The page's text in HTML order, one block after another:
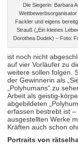
Die Siegerin: Barbara
Wettbewerbsorganisator
Fackler und eigens
Strauß („Ein kleines
Dorothea Dudek) – Foto:
ist noch nicht
auf vier Vorläufer zu
weitere sollen folgen.
der Gewinnerin als
„Polyhumans“ zu
Arbeit als geistig-
abgebildeten
erfassen bestrebt ist
ausgestellten Werke
Kräften auch schon
Portraits von